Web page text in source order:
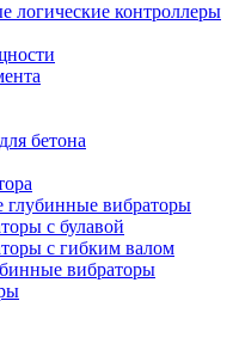
логические контроллеры
бетона
глубинные вибраторы
с булавой
с гибким валом
вибраторы